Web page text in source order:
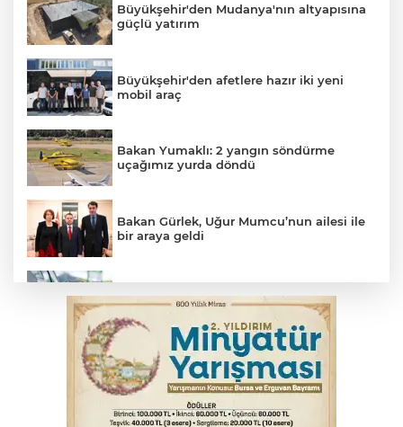
Büyükşehir'den Mudanya'nın altyapısına
güçlü yatırım
Büyükşehir'den afetlere hazır iki yeni
mobil araç
Bakan Yumaklı: 2 yangın söndürme
uçağımız yurda döndü
Bakan Gürlek, Uğur Mumcu’nun ailesi ile
bir araya geldi
yansıyacak mı?
YENİ Parti Genel Başkanı Özel'den
Çerçeve Yasa yorumu